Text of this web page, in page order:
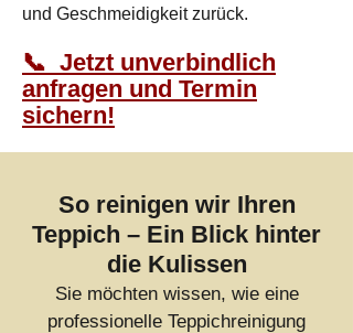
und Geschmeidigkeit zurück.​
📞 Jetzt unverbindlich
anfragen und Termin
sichern!
So reinigen wir Ihren
Teppich – Ein Blick hinter
die Kulissen
Sie möchten wissen, wie eine
professionelle Teppichreinigung